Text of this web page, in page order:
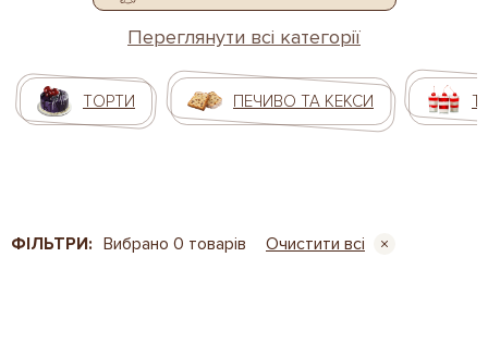
Переглянути всі категорії
ТОРТИ ПЕЧИВО ТА КЕКСИ
ФІЛЬТРИ: Вибрано 0 товарів Очистити всі